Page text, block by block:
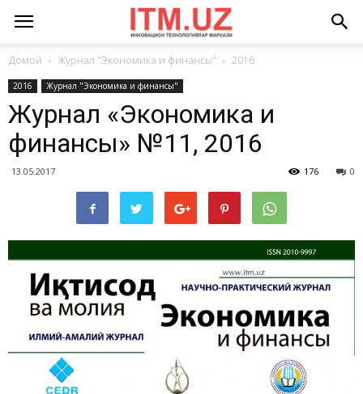
Домой Журнал "Экономика и финансы" 2016
2016 Журнал "Экономика и финансы"
Журнал «Экономика и
финансы» №11, 2016
13.05.2017 0
176